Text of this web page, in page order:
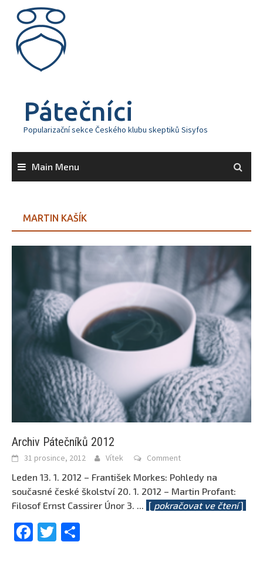
content
Pátečníci
Popularizační sekce Českého klubu skeptiků Sisyfos
Main Menu
MARTIN KAŠÍK
Archiv Pátečníků 2012
31 prosince, 2012 Vítek Comment
Leden 13. 1. 2012 – František Morkes: Pohledy na
současné české školství 20. 1. 2012 – Martin Profant:
Filosof Ernst Cassirer Únor 3. ... [ pokračovat ve čtení]
Facebook
Twitter